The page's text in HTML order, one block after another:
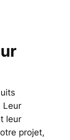
Leur
leur
projet,